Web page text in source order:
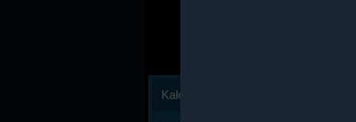
Kalóriaszámlálás